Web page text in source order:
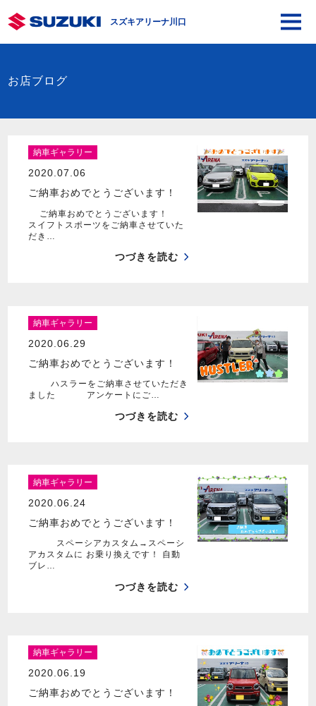
スズキアリーナ川口
お店ブログ
納車ギャラリー
2020.07.06
ご納車おめでとうございます！
ご納車おめでとうございます！
スイフトスポーツをご納車させていた
だき…
つづきを読む
納車ギャラリー
2020.06.29
ご納車おめでとうございます！
ハスラーをご納車させていただき
ました アンケートにご…
つづきを読む
納車ギャラリー
2020.06.24
ご納車おめでとうございます！
スペーシアカスタム→スペーシ
アカスタムに お乗り換えです！ 自動
ブレ…
つづきを読む
納車ギャラリー
2020.06.19
ご納車おめでとうございます！